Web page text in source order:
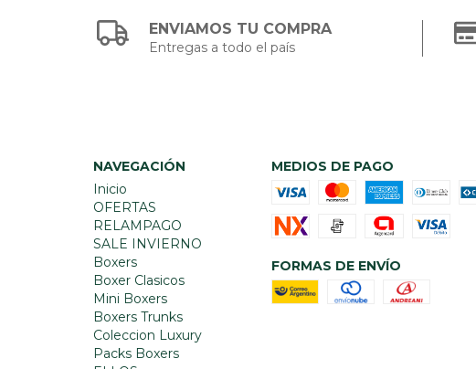
ENVIAMOS TU COMPRA
Entregas a todo el país
NAVEGACIÓN
Inicio
OFERTAS
RELAMPAGO
SALE INVIERNO
Boxers
Boxer Clasicos
Mini Boxers
Boxers Trunks
Coleccion Luxury
Packs Boxers
MEDIOS DE PAGO
FORMAS DE ENVÍO